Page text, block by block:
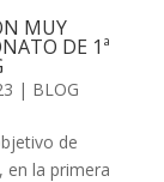
MUY
DE 1ª
| BLOG
de
en la primera